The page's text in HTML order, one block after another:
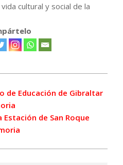
cultural y social de la
de Educación de Gibraltar
Estación de San Roque